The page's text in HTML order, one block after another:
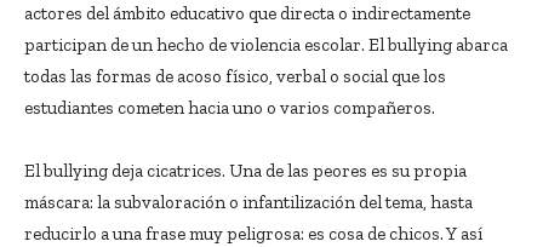
actores del ámbito educativo que directa o indirectamente
participan de un hecho de violencia escolar. El bullying abarca
todas las formas de acoso físico, verbal o social que los
estudiantes cometen hacia uno o varios compañeros.
El bullying deja cicatrices. Una de las peores es su propia
máscara: la subvaloración o infantilización del tema, hasta
reducirlo a una frase muy peligrosa: es cosa de chicos. Y así